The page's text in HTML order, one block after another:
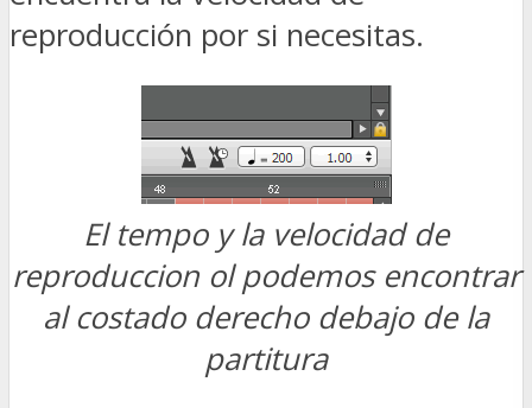
reproducción por si necesitas.
El tempo y la velocidad de
reproduccion ol podemos encontrar
al costado derecho debajo de la
partitura